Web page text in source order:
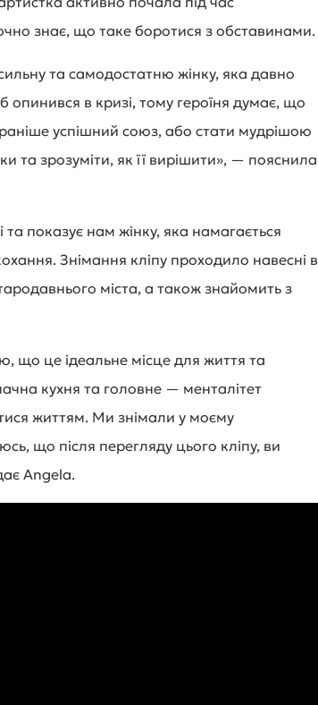
знає, що таке боротися з обставинами.
та самодостатню жінку, яка давно
в кризі, тому героїня думає, що
успішний союз, або стати мудрішою
та зрозуміти, як її вирішити», — пояснила
та показує нам жінку, яка намагається
Знімання кліпу проходило навесні в
міста, а також знайомить з
що це ідеальне місце для життя та
кухня та головне — менталітет
життям. Ми знімали у моєму
що після перегляду цього кліпу, ви
Angela.